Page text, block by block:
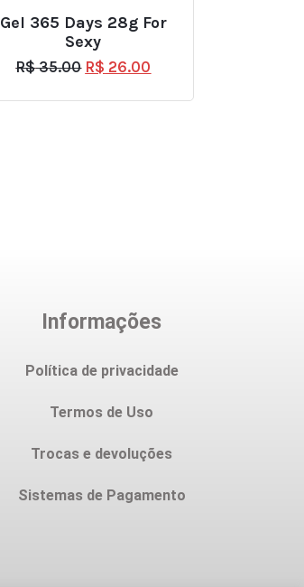
Gel 365 Days 28g For
Sexy
R$35.00 R$ 26.00
Informações
Política de privacidade
Termos de Uso
Trocas e devoluções
Sistemas de Pagamento